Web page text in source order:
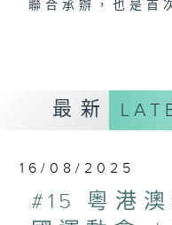
聯合承辦，也是首
發展歷程。又會闡
與和本屆承辦的情
及運動文化的影響
#香港電台文教組
#藝文一格
最新
16/08/2025
#15 粵港